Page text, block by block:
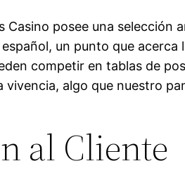
posee una selección
un punto que
competir en tablas de
algo que nuestro
al Cliente